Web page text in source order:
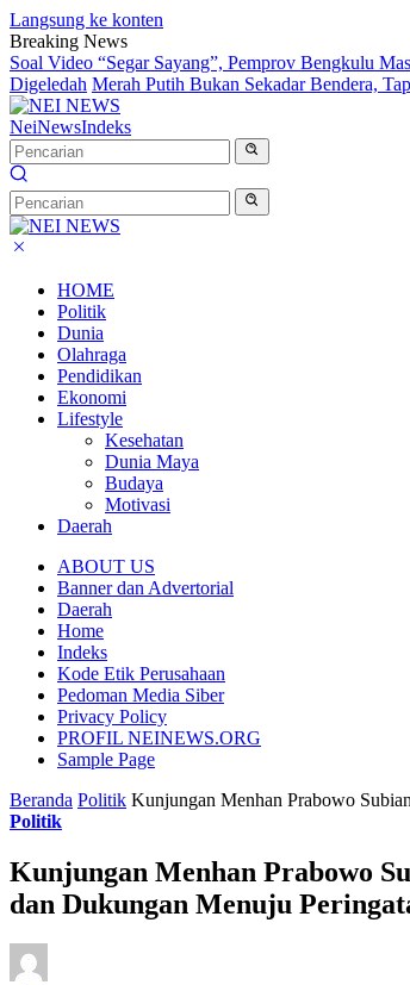
Langsung ke konten
Breaking News
Soal Video “Segar Sayang”, Pemprov Bengkulu
Digeledah Merah Putih Bukan Sekadar Bendera,
NeiNewsIndeks
HOME
Politik
Dunia
Olahraga
Pendidikan
Ekonomi
Lifestyle
Kesehatan
Dunia Maya
Budaya
Motivasi
Daerah
ABOUT US
Banner dan Advertorial
Daerah
Home
Indeks
Kode Etik Perusahaan
Pedoman Media Siber
Privacy Policy
PROFIL NEINEWS.ORG
Sample Page
Beranda Politik Kunjungan Menhan Prabowo
Politik
Kunjungan Menhan Prabowo
dan Dukungan Menuju